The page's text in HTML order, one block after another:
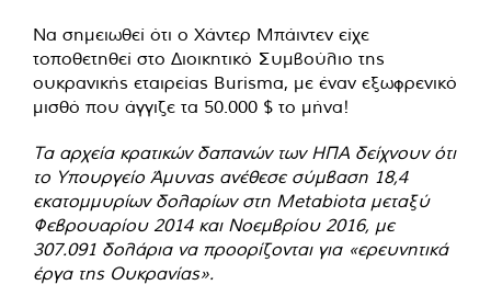
Να σημειωθεί ότι ο Χάντερ Μπάιντεν είχε
τοποθετηθεί στο Διοικητικό Συμβούλιο της
ουκρανικής εταιρείας Burisma, με έναν εξωφρενικό
μισθό που άγγιζε τα 50.000 $ το μήνα!
Τα αρχεία κρατικών δαπανών των ΗΠΑ δείχνουν ότι
το Υπουργείο Άμυνας ανέθεσε σύμβαση 18,4
εκατομμυρίων δολαρίων στη Metabiota μεταξύ
Φεβρουαρίου 2014 και Νοεμβρίου 2016, με
307.091 δολάρια να προορίζονται για «ερευνητικά
έργα της Ουκρανίας».